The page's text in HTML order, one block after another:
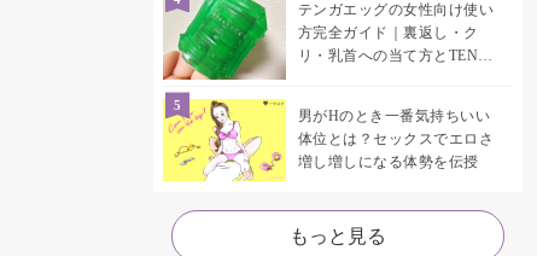
テンガエッグの女性向け使い
方完全ガイド｜裏返し・ク
リ・乳首への当て方とTENGA
男がHのとき一番気持ちいい
体位とは？セックスでエロさ
増し増しになる体勢を伝授
もっと見る